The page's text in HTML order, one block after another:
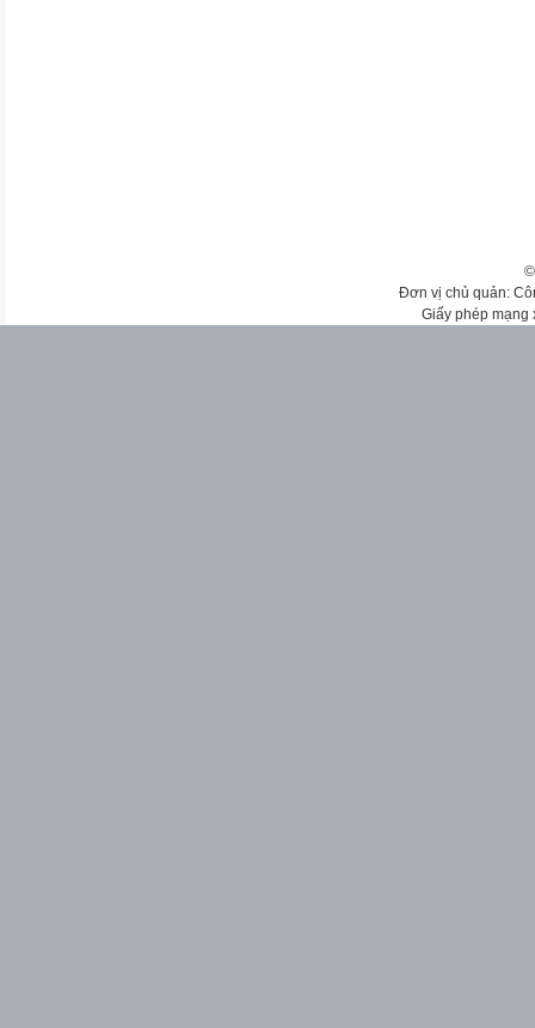
Đơn vị chủ quản:
Giấy phép mạng